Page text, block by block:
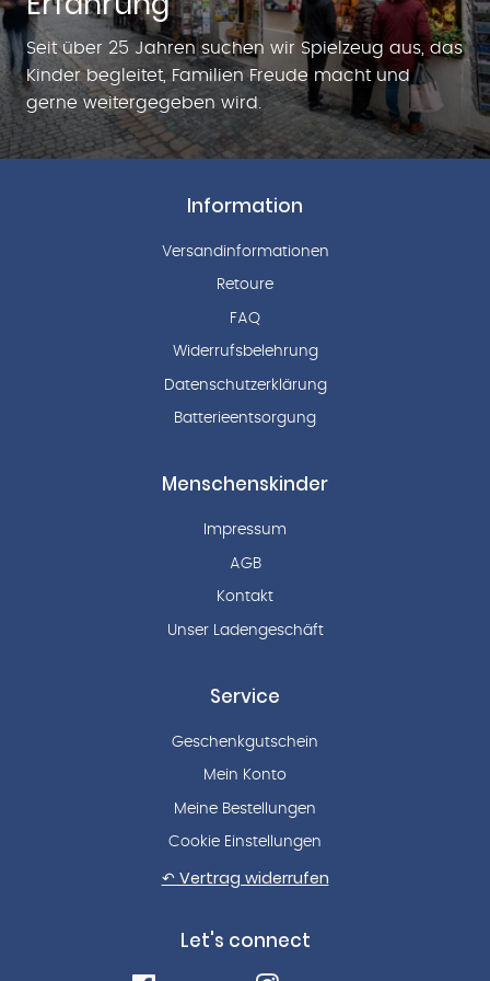
Seit über 25 Jahren suchen wir Spielzeug aus, das
Kinder begleitet, Familien Freude macht und
gerne weitergegeben wird.
Information
Versandinformationen
Retoure
FAQ
Widerrufsbelehrung
Datenschutzerklärung
Batterieentsorgung
Menschenskinder
Impressum
AGB
Kontakt
Unser Ladengeschäft
Service
Geschenkgutschein
Mein Konto
Meine Bestellungen
Cookie Einstellungen
↶ Vertrag widerrufen
Let's connect